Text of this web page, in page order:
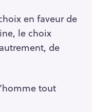
en faveur de
le choix
de
tout